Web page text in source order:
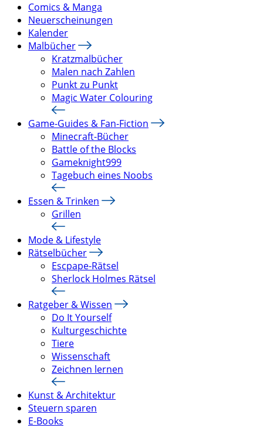
Comics & Manga
Neuerscheinungen
Kalender
Malbücher
Kratzmalbücher
Malen nach Zahlen
Punkt zu Punkt
Magic Water Colouring
Game-Guides & Fan-Fiction
Minecraft-Bücher
Battle of the Blocks
Gameknight999
Tagebuch eines Noobs
Essen & Trinken
Grillen
Mode & Lifestyle
Rätselbücher
Escpape-Rätsel
Sherlock Holmes Rätsel
Ratgeber & Wissen
Do It Yourself
Kulturgeschichte
Tiere
Wissenschaft
Zeichnen lernen
Kunst & Architektur
Steuern sparen
E-Books